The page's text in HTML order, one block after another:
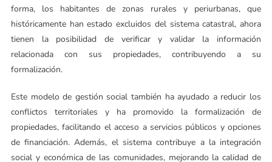
forma, los habitantes de zonas rurales y periurbanas, que
históricamente han estado excluidos del sistema catastral, ahora
tienen la posibilidad de verificar y validar la información
relacionada con sus propiedades, contribuyendo a su
formalización.
Este modelo de gestión social también ha ayudado a reducir los
conflictos territoriales y ha promovido la formalización de
propiedades, facilitando el acceso a servicios públicos y opciones
de financiación. Además, el sistema contribuye a la integración
social y económica de las comunidades, mejorando la calidad de